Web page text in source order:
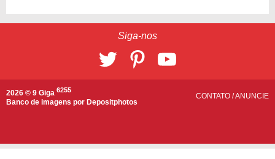
Siga-nos
2026 © 9 Giga 6255
Banco de imagens por Depositphotos
CONTATO /ANUNCIE